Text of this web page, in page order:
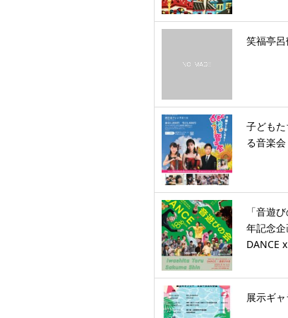
笑福亭
子どもた
る音楽会
「音遊
年記念
DANCE
展示ギ